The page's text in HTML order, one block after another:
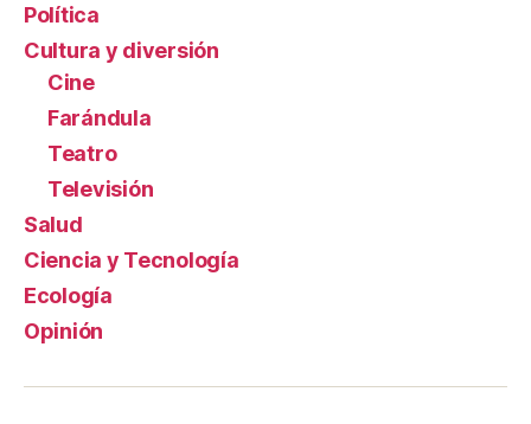
Política
Cultura y diversión
Cine
Farándula
Teatro
Televisión
Salud
Ciencia y Tecnología
Ecología
Opinión